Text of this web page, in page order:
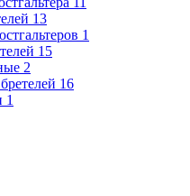
13
1
15
2
16
1